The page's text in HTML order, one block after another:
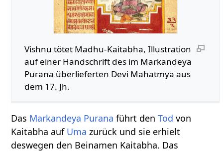
Vishnu tötet Madhu-Kaitabha, Illustration
auf einer Handschrift des im Markandeya
Purana überlieferten Devi Mahatmya aus
dem 17. Jh.
Das Markandeya Purana führt denTod von
Kaitabha auf Uma zurück und sie erhielt
deswegen den Beinamen Kaitabha. Das